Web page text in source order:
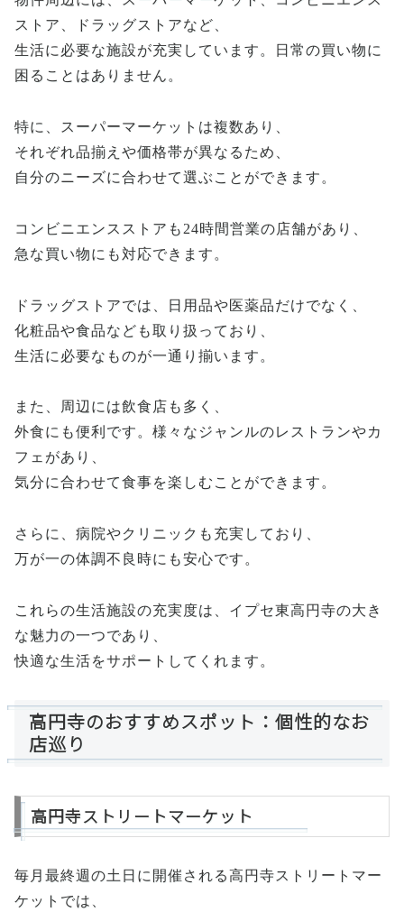
ストア、ドラッグストアなど、
生活に必要な施設が充実しています。日常の買い物に
困ることはありません。
特に、スーパーマーケットは複数あり、
それぞれ品揃えや価格帯が異なるため、
自分のニーズに合わせて選ぶことができます。
コンビニエンスストアも24時間営業の店舗があり、
急な買い物にも対応できます。
ドラッグストアでは、日用品や医薬品だけでなく、
化粧品や食品なども取り扱っており、
生活に必要なものが一通り揃います。
また、周辺には飲食店も多く、
外食にも便利です。様々なジャンルのレストランやカ
フェがあり、
気分に合わせて食事を楽しむことができます。
さらに、病院やクリニックも充実しており、
万が一の体調不良時にも安心です。
これらの生活施設の充実度は、イプセ東高円寺の大き
な魅力の一つであり、
快適な生活をサポートしてくれます。
高円寺のおすすめスポット：個性的なお
店巡り
高円寺ストリートマーケット
毎月最終週の土日に開催される高円寺ストリートマー
ケットでは、